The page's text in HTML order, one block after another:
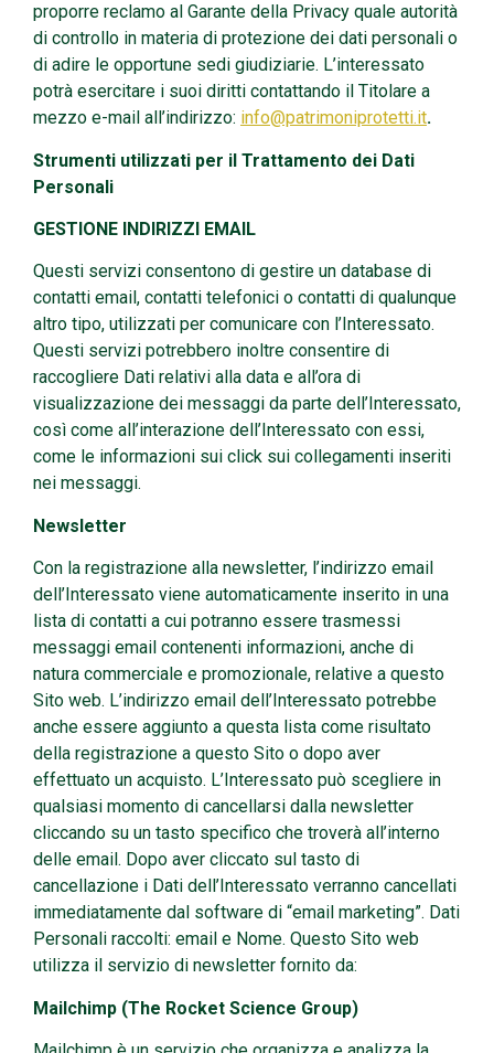
proporre reclamo al Garante della Privacy quale autorità
di controllo in materia di protezione dei dati personali o
di adire le opportune sedi giudiziarie. L’interessato
potrà esercitare i suoi diritti contattando il Titolare a
mezzo e-mail all’indirizzo: info@patrimoniprotetti.it.
Strumenti utilizzati per il Trattamento dei Dati
Personali
GESTIONE INDIRIZZI EMAIL
Questi servizi consentono di gestire un database di
contatti email, contatti telefonici o contatti di qualunque
altro tipo, utilizzati per comunicare con l’Interessato.
Questi servizi potrebbero inoltre consentire di
raccogliere Dati relativi alla data e all’ora di
visualizzazione dei messaggi da parte dell’Interessato,
così come all’interazione dell’Interessato con essi,
come le informazioni sui click sui collegamenti inseriti
nei messaggi.
Newsletter
Con la registrazione alla newsletter, l’indirizzo email
dell’Interessato viene automaticamente inserito in una
lista di contatti a cui potranno essere trasmessi
messaggi email contenenti informazioni, anche di
natura commerciale e promozionale, relative a questo
Sito web. L’indirizzo email dell’Interessato potrebbe
anche essere aggiunto a questa lista come risultato
della registrazione a questo Sito o dopo aver
effettuato un acquisto. L’Interessato può scegliere in
qualsiasi momento di cancellarsi dalla newsletter
cliccando su un tasto specifico che troverà all’interno
delle email. Dopo aver cliccato sul tasto di
cancellazione i Dati dell’Interessato verranno cancellati
immediatamente dal software di “email marketing”. Dati
Personali raccolti: email e Nome. Questo Sito web
utilizza il servizio di newsletter fornito da:
Mailchimp (The Rocket Science Group)